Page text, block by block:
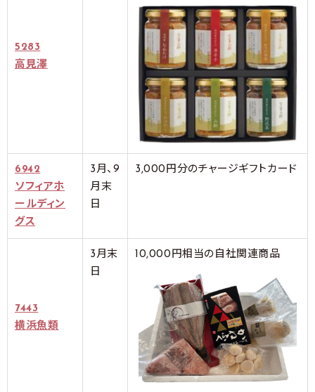
5283
高見澤
6942
ソフィアホ
ールディン
グス
3月、9
月末
日
3,000円分のチャージギフトカード
7443
横浜魚類
3月末
日
10,000円相当の自社関連商品